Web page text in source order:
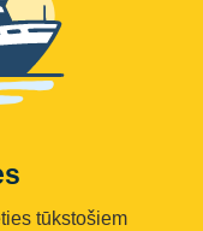
tūkstošiem